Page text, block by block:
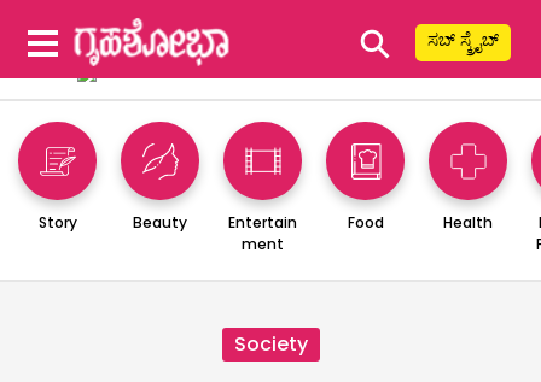
⚲ ಸಬ್ ಸ್ಕ್ರೈಬ್
Story Beauty
Entertain
ment
Food Health
Society